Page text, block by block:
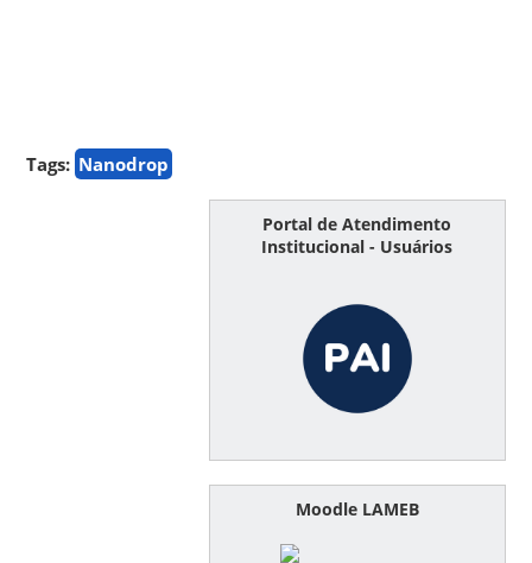
Tags: Nanodrop
Portal de Atendimento
Institucional - Usuários
Moodle LAMEB